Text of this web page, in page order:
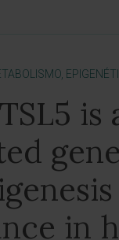
in